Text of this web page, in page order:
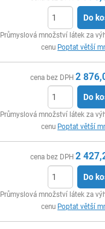
Do
Průmyslová množství látek za
cenu Poptat větší
cena bez DPH 2
Do
Průmyslová množství látek za
cenu Poptat větší
cena bez DPH 2
Do
Průmyslová množství látek za
cenu Poptat větší